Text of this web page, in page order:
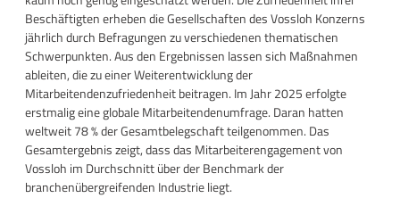
Beschäftigten erheben die Gesellschaften des Vossloh Konzerns
jährlich durch Befragungen zu verschiedenen thematischen
Schwerpunkten. Aus den Ergebnissen lassen sich Maßnahmen
ableiten, die zu einer Weiterentwicklung der
Mitarbeitendenzufriedenheit beitragen. Im Jahr 2025 erfolgte
erstmalig eine globale Mitarbeitendenumfrage. Daran hatten
weltweit 78 % der Gesamtbelegschaft teilgenommen. Das
Gesamtergebnis zeigt, dass das Mitarbeiterengagement von
Vossloh im Durchschnitt über der Benchmark der
branchenübergreifenden Industrie liegt.